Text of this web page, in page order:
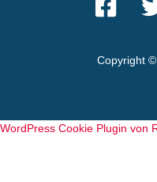
Copyright
WordPress Cookie Plugin von